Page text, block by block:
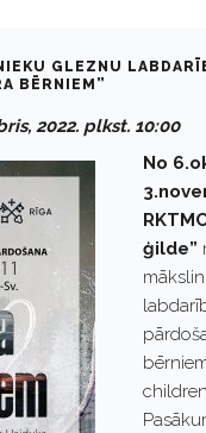
GLEZNU
BĒRNIEM”
2022. plkst. 10:00
No 6
3
ģilde”
children